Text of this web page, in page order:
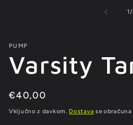
načinu
1/
PUMP
Varsity
Redna
cena
€40,00
Vključno z davkom. Dostava se